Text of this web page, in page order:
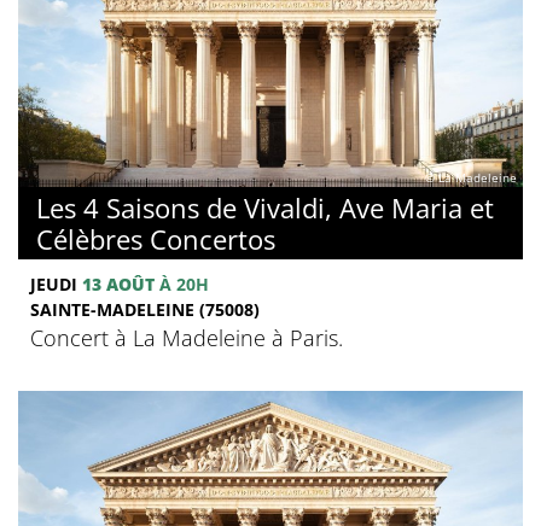
© La Madeleine
Les 4 Saisons de Vivaldi, Ave Maria et
Célèbres Concertos
JEUDI 13 AOÛT À 20H
SAINTE-MADELEINE (75008)
Concert à La Madeleine à Paris.